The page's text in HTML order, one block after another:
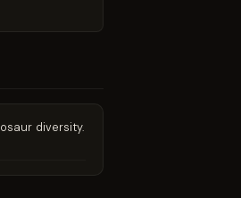
diversity.